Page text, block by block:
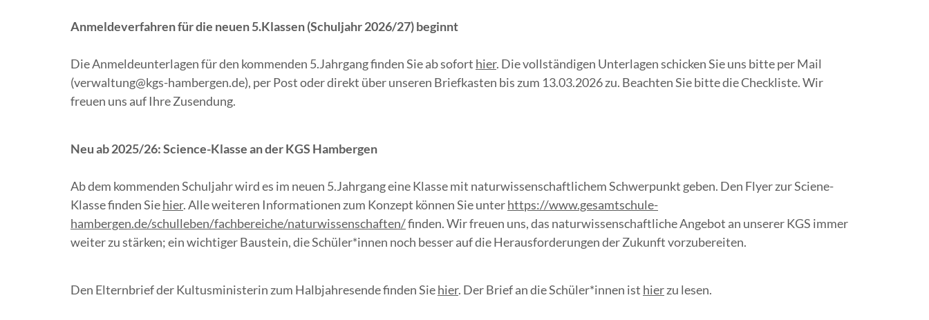
Anmeldeverfahren für die neuen 5.Klassen (Schuljahr 2026/27) beginnt
Die Anmeldeunterlagen für den kommenden 5.Jahrgang finden Sie ab sofort hier. Die vollständigen Unterlagen schicken Sie uns bitte per Mail
(verwaltung@kgs-hambergen.de), per Post oder direkt über unseren Briefkasten bis zum 13.03.2026 zu. Beachten Sie bitte die Checkliste. Wir
freuen uns auf Ihre Zusendung.
Neu ab 2025/26: Science-Klasse an der KGS Hambergen
Ab dem kommenden Schuljahr wird es im neuen 5.Jahrgang eine Klasse mit naturwissenschaftlichem Schwerpunkt geben. Den Flyer zur Sciene-
Klasse finden Siehier. Alle weiteren Informationen zum Konzept können Sie unterhttps://www.gesamtschule-
hambergen.de/schulleben/fachbereiche/naturwissenschaften/finden. Wir freuen uns, das naturwissenschaftliche Angebot an unserer KGS immer
weiter zu stärken; ein wichtiger Baustein, die Schüler*innen noch besser auf die Herausforderungen der Zukunft vorzubereiten.
Den Elternbrief der Kultusministerin zum Halbjahresende finden Siehier. Der Brief an die Schüler*innen ist hierzu lesen.